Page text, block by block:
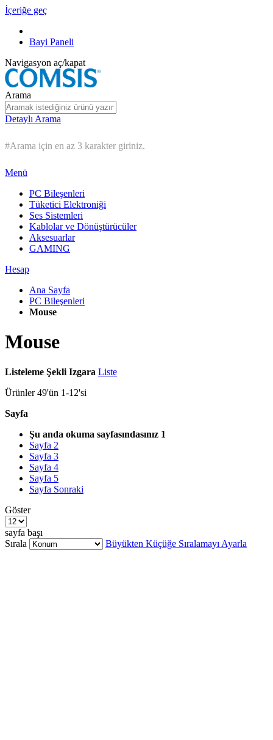
İçeriğe geç
Bayi Paneli
Navigasyon aç/kapat
Arama
Detaylı Arama
#Arama için en az 3 karakter giriniz.
Menü
PC Bileşenleri
Tüketici Elektroniği
Ses Sistemleri
Kablolar ve Dönüştürücüler
Aksesuarlar
GAMING
Hesap
Ana Sayfa
PC Bileşenleri
Mouse
Mouse
Listeleme Şekli Izgara Liste
Ürünler49'ün 1-12'si
Sayfa
Şu anda okuma sayfasındasınız 1
Sayfa 2
Sayfa 3
Sayfa 4
Sayfa 5
Sayfa Sonraki
Göster
sayfa başı
Sırala
Büyükten Küçüğe Sıralamayı Ayarla